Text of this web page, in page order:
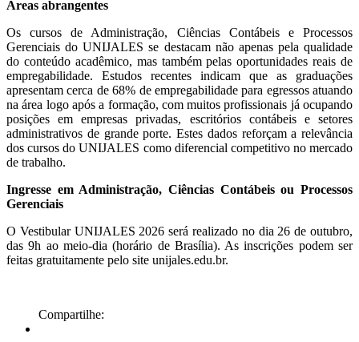
Áreas abrangentes
Os cursos de Administração, Ciências Contábeis e Processos
Gerenciais do UNIJALES se destacam não apenas pela qualidade
do conteúdo acadêmico, mas também pelas oportunidades reais de
empregabilidade. Estudos recentes indicam que as graduações
apresentam cerca de 68% de empregabilidade para egressos atuando
na área logo após a formação, com muitos profissionais já ocupando
posições em empresas privadas, escritórios contábeis e setores
administrativos de grande porte. Estes dados reforçam a relevância
dos cursos do UNIJALES como diferencial competitivo no mercado
de trabalho.
Ingresse em Administração, Ciências Contábeis ou Processos
Gerenciais
O Vestibular UNIJALES 2026 será realizado no dia 26 de outubro,
das 9h ao meio-dia (horário de Brasília). As inscrições podem ser
feitas gratuitamente pelo site unijales.edu.br.
Compartilhe: